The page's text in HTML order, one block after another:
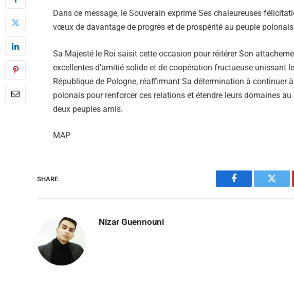
Dans ce message, le Souverain exprime Ses chaleureuses
vœux de davantage de progrès et de prospérité au peuple
Sa Majesté le Roi saisit cette occasion pour réitérer Son
excellentes d’amitié solide et de coopération fructueuse unissant
République de Pologne, réaffirmant Sa détermination à continuer
polonais pour renforcer ces relations et étendre leurs domaines
deux peuples amis.
MAP
SHARE.
Facebook
Nizar Guennouni